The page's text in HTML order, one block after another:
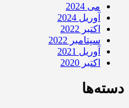
می 2024
آوریل 2024
اکتبر 2022
سپتامبر 2022
آوریل 2021
اکتبر 2020
دسته‌ها